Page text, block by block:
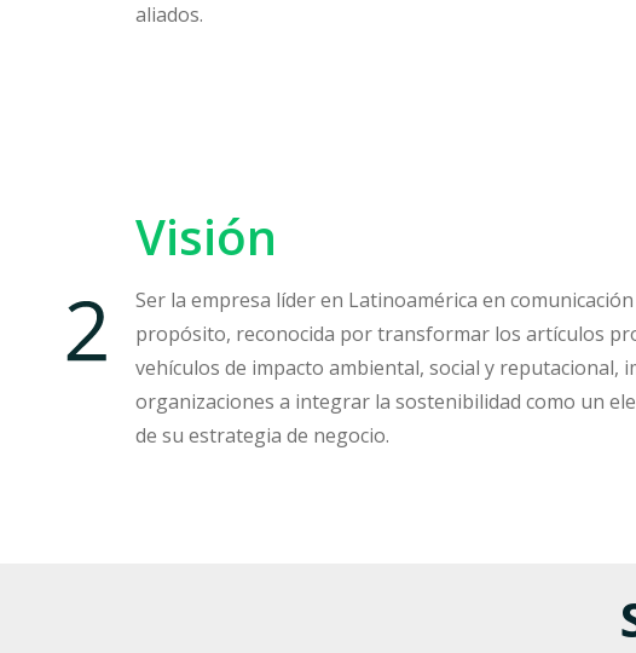
aliados.
Visión
Ser la empresa líder en Latinoamérica en
propósito, reconocida por transformar los artículos
vehículos de impacto ambiental, social y reputacional,
organizaciones a integrar la sostenibilidad como un
de su estrategia de negocio.